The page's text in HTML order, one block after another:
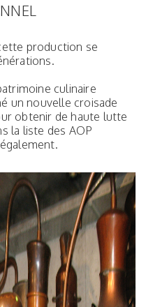
production se
culinaire
un nouvelle croisade
obtenir de haute lutte
la liste des AOP